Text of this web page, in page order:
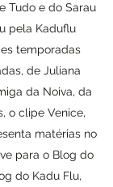
Tudo e do Sarau
pela Kaduflu
temporadas
de Juliana
da Noiva, da
o clipe Venice,
matérias no
para o Blog do
do Kadu Flu,